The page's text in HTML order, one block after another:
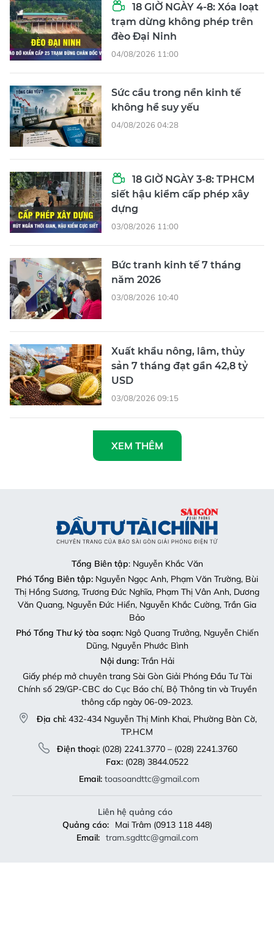
18 GIỜ NGÀY 4-8: Xóa loạt
trạm dừng không phép trên
đèo Đại Ninh
04/08/2026 11:00
Sức cầu trong nền kinh tế
không hề suy yếu
04/08/2026 04:28
18 GIỜ NGÀY 3-8: TPHCM
siết hậu kiểm cấp phép xây
dựng
03/08/2026 11:00
Bức tranh kinh tế 7 tháng
năm 2026
03/08/2026 10:40
Xuất khẩu nông, lâm, thủy
sản 7 tháng đạt gần 42,8 tỷ
USD
03/08/2026 09:15
XEM THÊM
Tổng Biên tập: Nguyễn Khắc Văn
Phó Tổng Biên tập:Nguyễn Ngọc Anh, Phạm Văn Trường, Bùi
Thị Hồng Sương, Trương Đức Nghĩa, Phạm Thị Vân Anh, Dương
Văn Quang, Nguyễn Đức Hiển, Nguyễn Khắc Cường, Trần Gia
Bảo
Phó Tổng Thư ký tòa soạn:Ngô Quang Trưởng, Nguyễn Chiến
Dũng, Nguyễn Phước Bình
Nội dung:Trần Hải
Giấy phép mở chuyên trang Sài Gòn Giải Phóng Đầu Tư Tài
Chính số 29/GP-CBC do Cục Báo chí, Bộ Thông tin và Truyền
thông cấp ngày 06-09-2023.
Địa chỉ: 432-434 Nguyễn Thị Minh Khai, Phường Bàn Cờ,
TP.HCM
Điện thoại:(028) 2241.3770 – (028) 2241.3760
Fax:(028) 3844.0522
Email: toasoandttc@gmail.com
Liên hệ quảng cáo
Quảng cáo:
Mai Trâm (0913 118 448)
Email: tram.sgdttc@gmail.com